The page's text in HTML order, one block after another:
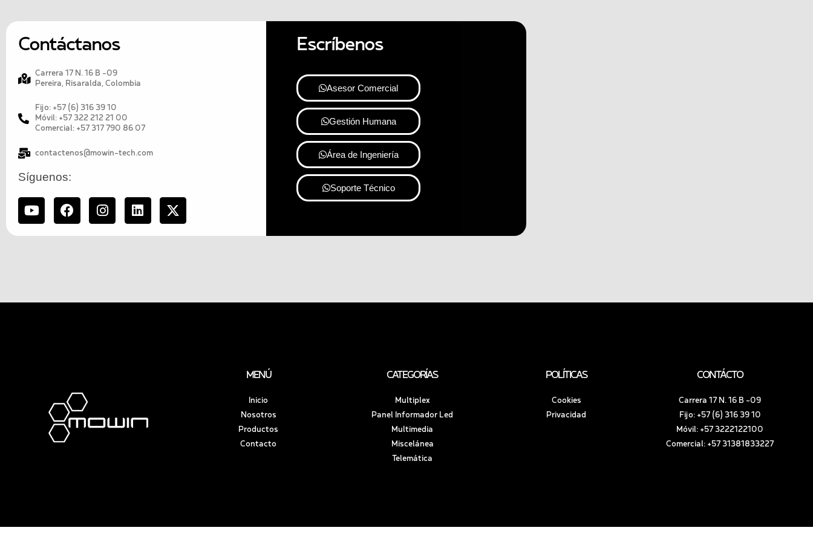
Contáctanos
Carrera 17 N. 16 B -09
Pereira, Risaralda, Colombia
Fijo: +57 (6) 316 39 10
Móvil: +57 322 212 21 00
Comercial: +57 317 790 86 07
contactenos@mowin-tech.com
Síguenos:
Escríbenos
Asesor Comercial
Gestión Humana
Área de Ingeniería
Soporte Técnico
MENÚ
Inicio
Nosotros
Productos
Contacto
CATEGORÍAS
Multiplex
Panel Informador Led
Multimedia
Miscelánea
Telemática
POLÍTICAS
Cookies
Privacidad
CONTÁCTO
Carrera 17 N. 16 B -09
Fijo: +57 (6) 316 39 10
Móvil: +57 3222122100
Comercial: +57 31381833227